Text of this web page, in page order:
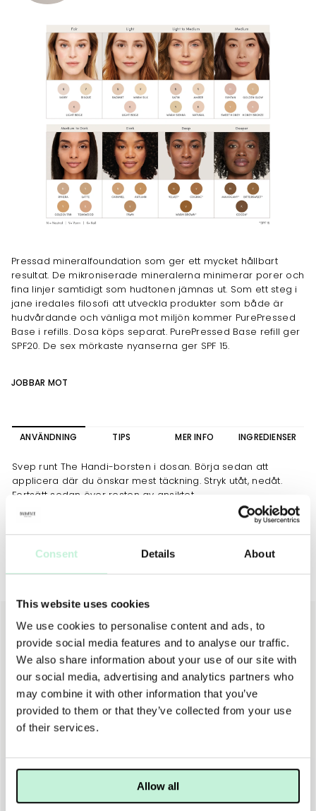
Consent Details About
This website uses cookies
We use cookies to personalise content and ads, to
provide social media features and to analyse our traffic.
We also share information about your use of our site with
our social media, advertising and analytics partners who
may combine it with other information that you’ve
provided to them or that they’ve collected from your use
of their services.
Allow all
Pressad mineralfoundation som ger ett mycket hållbart
resultat. De mikroniserade mineralerna minimerar porer och
fina linjer samtidigt som hudtonen jämnas ut. Som ett steg i
jane iredales filosofi att utveckla produkter som både är
hudvårdande och vänliga mot miljön kommer PurePressed
Base i refills. Dosa köps separat. PurePressed Base refill ger
SPF20. De sex mörkaste nyanserna ger SPF 15.
JOBBAR MOT
ANVÄNDNING TIPS MER INFO INGREDIENSER
Svep runt The Handi-borsten i dosan. Börja sedan att
applicera där du önskar mest täckning. Stryk utåt, nedåt.
Fortsätt sedan över resten av ansiktet.
SKINCEUTICALS
SKINCEUTICALS A.G.E. ADVANCED EYE
1 300 KR
NY
DERMALOGICA
1 545 KR